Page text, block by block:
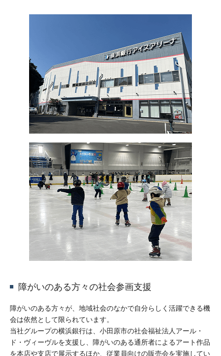
障がいのある方々の社会参画支援
障がいのある方々が、地域社会のなかで自分らしく活躍できる機
会は依然として限られています。
当社グループの横浜銀行は、小田原市の社会福祉法人アール・
ド・ヴィーヴルを支援し、障がいのある通所者によるアート作品
を本店や支店で展示するほか、従業員向けの販売会を実施してい